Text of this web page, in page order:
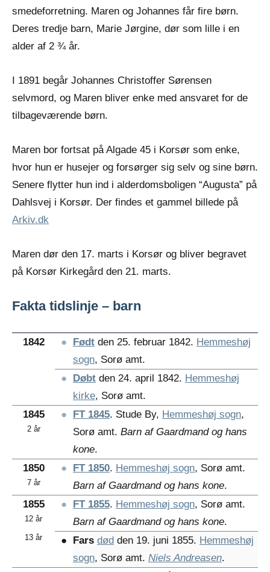
smedeforretning. Maren og Johannes får fire børn.
Deres tredje barn, Marie Jørgine, dør som lille i en
alder af 2 ¾ år.
I 1891 begår Johannes Christoffer Sørensen
selvmord, og Maren bliver enke med ansvaret for de
tilbageværende børn.
Maren bor fortsat på Algade 45 i Korsør som enke,
hvor hun er husejer og forsørger sig selv og sine børn.
Senere flytter hun ind i alderdomsboligen “Augusta” på
Dahlsvej i Korsør. Der findes et gammel billede på
Arkiv.dk
Maren dør den 17. marts i Korsør og bliver begravet
på Korsør Kirkegård den 21. marts.
Fakta tidslinje – barn
1842 ● Født den 25. februar 1842. Hemmeshøj
sogn, Sorø amt.
●
Døbt den 24. april 1842. Hemmeshøj
kirke, Sorø amt.
1845
2 år
● FT 1845. Stude By, Hemmeshøj sogn,
Sorø amt. Barn af Gaardmand og hans
kone.
1850
7 år
● FT 1850. Hemmeshøj sogn, Sorø amt.
Barn af Gaardmand og hans kone.
1855
12 år
● FT 1855. Hemmeshøj sogn, Sorø amt.
Barn af Gaardmand og hans kone.
13 år ● Fars død den 19. juni 1855. Hemmeshøj
sogn, Sorø amt. Niels Andreasen.